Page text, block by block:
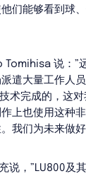
们能够看到球
Tomihisa 说：”
遣大量工作人
术完成的，这
上也使用这种
我们为未来做
说，”LU800及